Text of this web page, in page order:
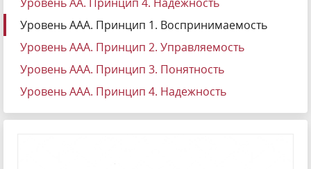
Уровень ААА. Принцип 1. Воспринимаемость
Уровень ААА. Принцип 2. Управляемость
Уровень ААА. Принцип 3. Понятность
Уровень ААА. Принцип 4. Надежность